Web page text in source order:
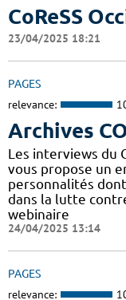
CoReSS
23/04/2025 18:21
PAGES
relevance:
Archives
Les interviews du
vous propose un
personnalités
dans la lutte
webinaire
24/04/2025 13:14
PAGES
relevance: